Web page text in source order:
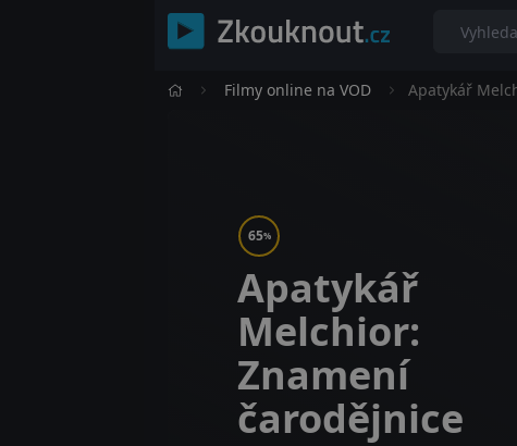
Filmy online na VOD Apatykář
65%
Apatykář
Melchior:
Znamení
čarodějnice